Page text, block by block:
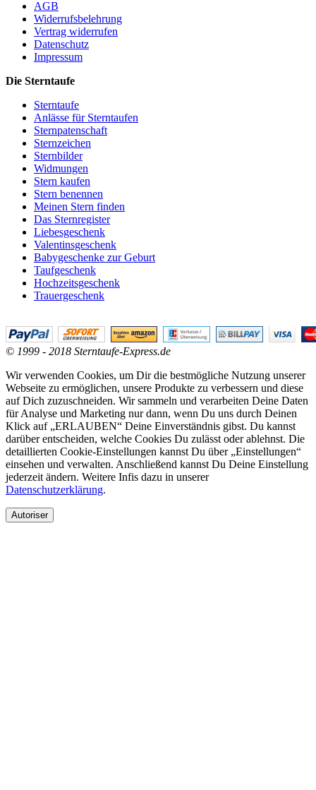
AGB
Widerrufsbelehrung
Vertrag widerrufen
Datenschutz
Impressum
Die Sterntaufe
Sterntaufe
Anlässe für Sterntaufen
Sternpatenschaft
Sternzeichen
Sternbilder
Widmungen
Stern kaufen
Stern benennen
Meinen Stern finden
Das Sternregister
Liebesgeschenk
Valentinsgeschenk
Babygeschenke zur Geburt
Taufgeschenk
Hochzeitsgeschenk
Trauergeschenk
© 1999 - 2018 Sterntaufe-Express.de
Wir verwenden Cookies, um Dir die bestmögliche Nutzung unserer
Webseite zu ermöglichen, unsere Produkte zu verbessern und diese
auf Dich zuzuschneiden. Wir sammeln und verarbeiten Deine Daten
für Analyse und Marketing nur dann, wenn Du uns durch Deinen
Klick auf „ERLAUBEN“ Deine Einverständnis gibst. Du kannst
darüber entscheiden, welche Cookies Du zulässt oder ablehnst. Die
detaillierten Cookie-Einstellungen kannst Du über „Einstellungen“
einsehen und verwalten. Anschließend kannst Du Deine Einstellung
jederzeit ändern. Weitere Infis dazu in unserer
Datenschutzerklärung.
Autoriser